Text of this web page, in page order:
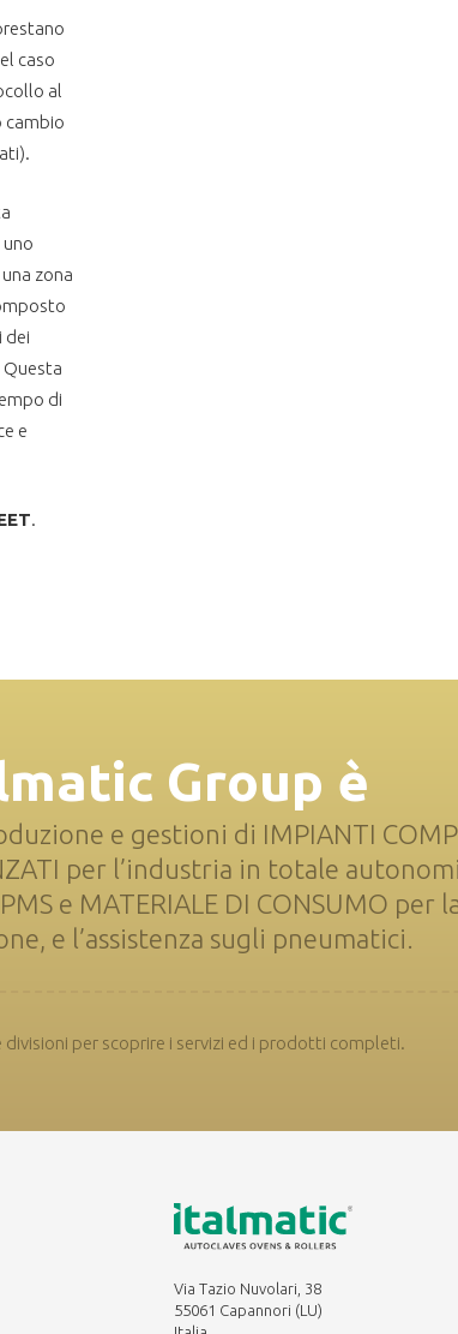
caso
al
cambio
uno
zona
dei
Questa
di
e
.
Group è
e gestioni di IMPIANTI
per l’industria in totale
e MATERIALE DI CONSUMO per
e l’assistenza sugli pneumatici.
divisioni per scoprire i servizi ed i prodotti completi.
Via Tazio Nuvolari, 38
55061 Capannori (LU)